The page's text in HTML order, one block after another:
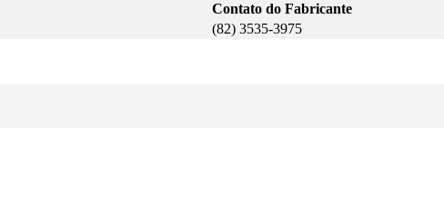
Contato do Fabricante
(82) 3535-3975